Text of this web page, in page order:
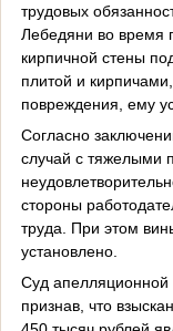
трудовых
Лебедяни во время
кирпичной стены
плитой и
повреждения, ему
Согласно
случай с тяжелыми
стороны
труда. При этом
установлено.
Суд апелляционной
признав, что